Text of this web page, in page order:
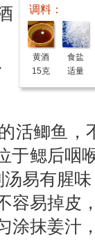
调料：
黄酒
15克
食盐
适量
活鲫鱼，
于鳃后咽
易有腥味
容易掉皮
涂抹姜汁